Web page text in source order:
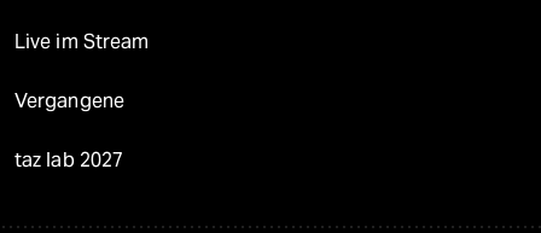
Live im Stream
Vergangene
taz lab 2027